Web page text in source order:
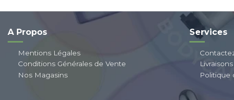
A Propos
Mentions Légales
Conditions Générales de Vente
Nos Magasins
Services
Politique